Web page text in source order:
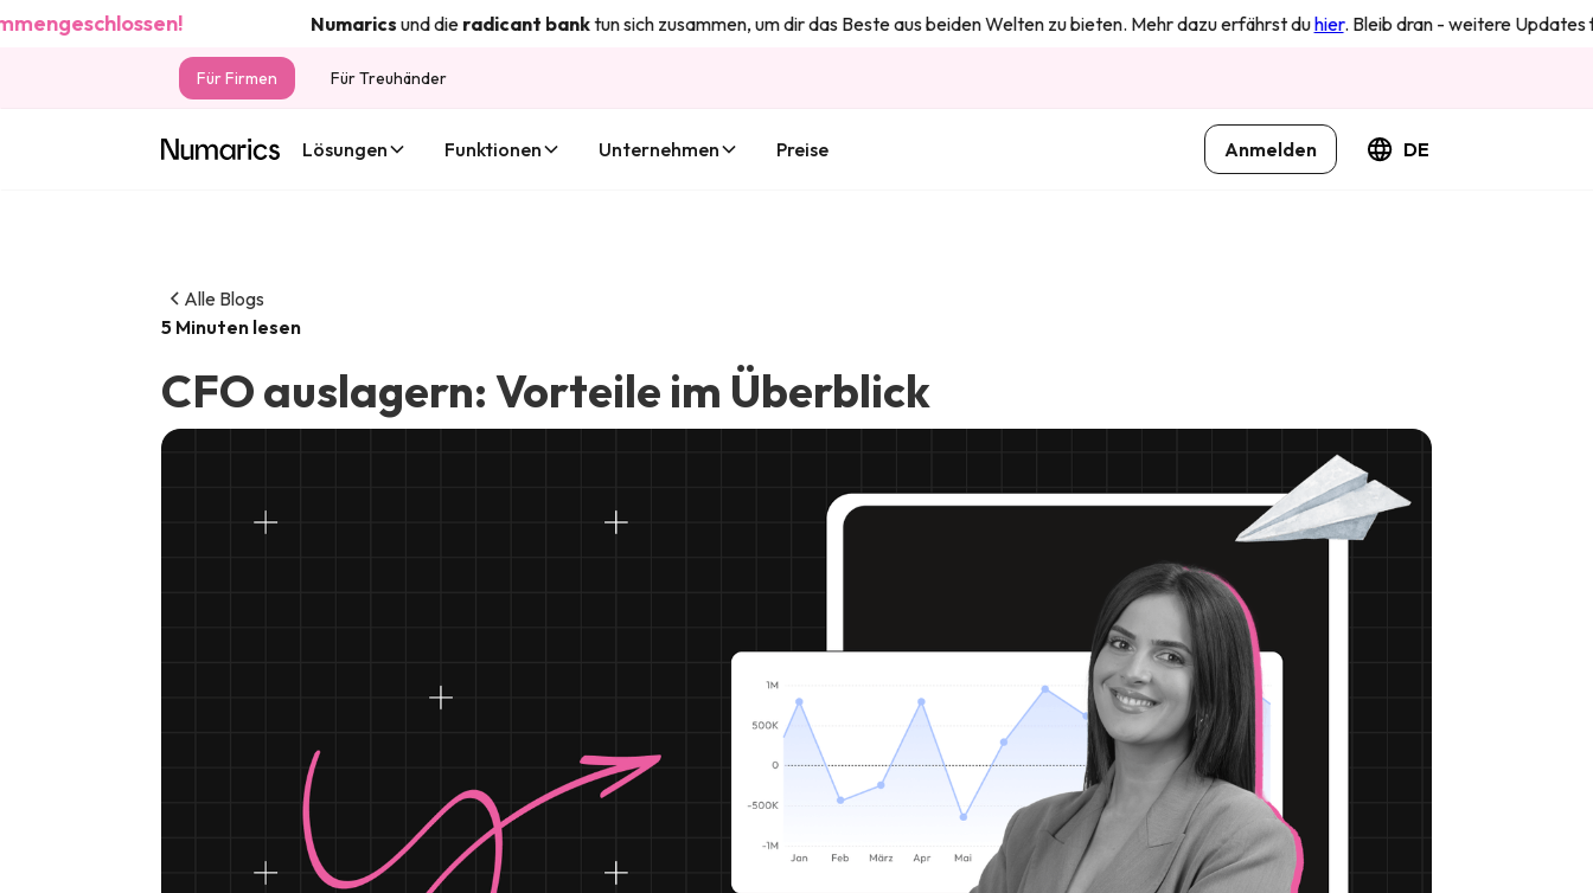
Numaricsund dieradicantbanktun sich zusammen, um dir das Beste aus beiden Welten zu bieten. Mehr dazu erfährst duhier. Bleib dran - weitere Updates folgen
Für Firmen Für Treuhänder
Lösungen Funktionen Unternehmen Preise Anmelden DE
Alle Blogs
5 Minuten lesen
CFO auslagern: Vorteile im Überblick